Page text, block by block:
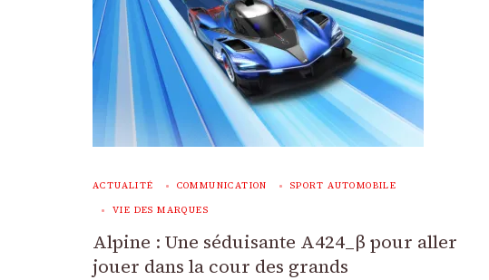
ACTUALITÉ COMMUNICATION SPORT AUTOMOBILE
VIE DES MARQUES
Alpine : Une séduisante A424_β pour aller
jouer dans la cour des grands